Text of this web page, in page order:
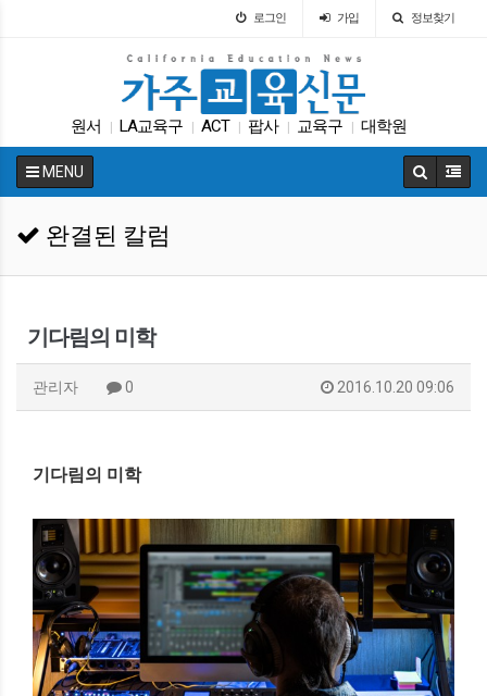
로그인 가입 정보찾기
원서 LA교육구 ACT 팝사 교육구 대학원
다카 에세이 ACT 캘리포니아 교육부
MENU
완결된 칼럼
기다림의 미학
관리자 0 2016.10.20 09:06
기다림의 미학